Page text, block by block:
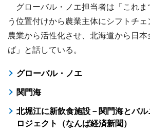
グローバル・ノエ担当者は「これま
う位置付けから農業主体にシフトチ
農業から活性化させ、北海道から日
ば」と話している。
グローバル・ノエ
関門海
北堀江に新飲食施設－関門海とバ
ロジェクト（なんば経済新聞）